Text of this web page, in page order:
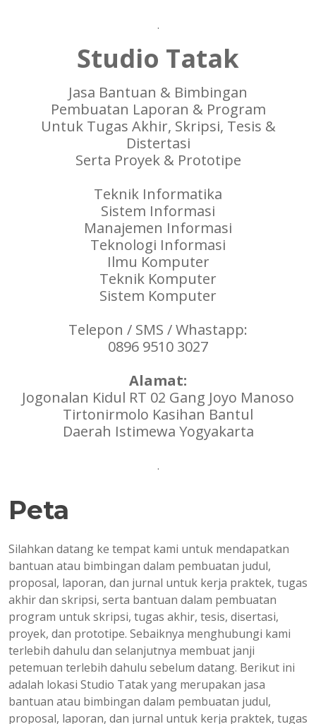
.
Studio Tatak
Jasa Bantuan & Bimbingan
Pembuatan Laporan & Program
Untuk Tugas Akhir, Skripsi, Tesis &
Distertasi
Serta Proyek & Prototipe
Teknik Informatika
Sistem Informasi
Manajemen Informasi
Teknologi Informasi
Ilmu Komputer
Teknik Komputer
Sistem Komputer
Telepon / SMS / Whastapp:
0896 9510 3027
Alamat:
Jogonalan Kidul RT 02 Gang Joyo Manoso
Tirtonirmolo Kasihan Bantul
Daerah Istimewa Yogyakarta
.
Peta
Silahkan datang ke tempat kami untuk mendapatkan
bantuan atau bimbingan dalam pembuatan judul,
proposal, laporan, dan jurnal untuk kerja praktek, tugas
akhir dan skripsi, serta bantuan dalam pembuatan
program untuk skripsi, tugas akhir, tesis, disertasi,
proyek, dan prototipe. Sebaiknya menghubungi kami
terlebih dahulu dan selanjutnya membuat janji
petemuan terlebih dahulu sebelum datang. Berikut ini
adalah lokasi Studio Tatak yang merupakan jasa
bantuan atau bimbingan dalam pembuatan judul,
proposal, laporan, dan jurnal untuk kerja praktek, tugas